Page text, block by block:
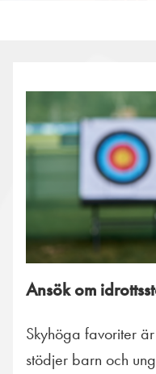
Ansök om
Skyhöga favoriter
stödjer barn och